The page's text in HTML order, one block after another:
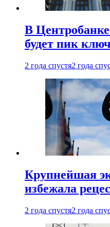
В
будет пик
2 года спустя2 года
Крупнейшая
избежала
2 года спустя2 года